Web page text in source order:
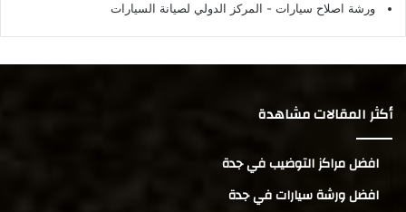
ورشة اصلاح سيارات - المركز الدولي لصيانة السيارات
أكثر المقالات مشاهدة
افضل مراكز التوضيب في جدة
افضل ورشة سيارات في جدة